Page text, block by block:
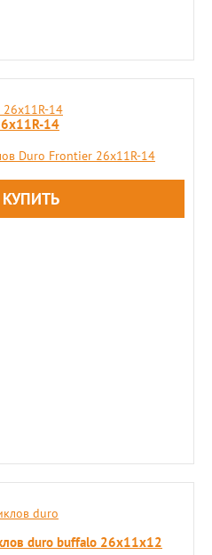
14
Duro Frontier 26x11R-14
duro buffalo 26x11х12